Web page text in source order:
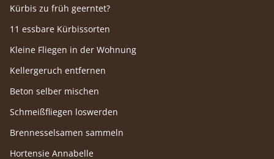
Kürbis zu früh geerntet?
11 essbare Kürbissorten
Kleine Fliegen in der Wohnung
Kellergeruch entfernen
Beton selber mischen
Schmeißfliegen loswerden
Brennesselsamen sammeln
Hortensie Annabelle